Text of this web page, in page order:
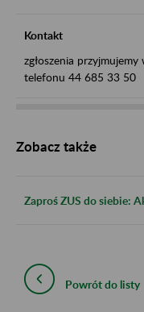
Kontakt
zgłoszenia
telefonu 44 685 33 50
Zobacz także
Zaproś ZUS do siebie:
Powrót do listy